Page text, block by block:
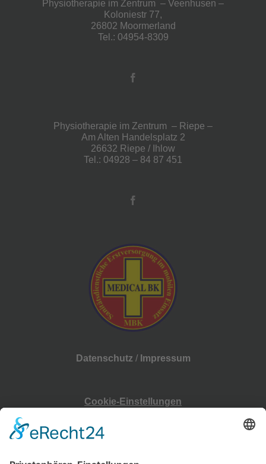
Physiotherapie im Zentrum – Veenhusen –
Koloniestr 77,
26802 Moormerland
Tel.: 04954-8309
Physiotherapie im Zentrum – Riepe –
Am Alten Handelsplatz 2
26632 Riepe / Ihlow
Tel.: 04928 – 84 87 451
Datenschutz / Impressum
Cookie-Einstellungen
Physiotherapie im Zentrum – Neermoor –